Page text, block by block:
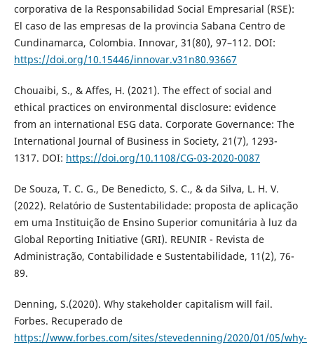
corporativa de la Responsabilidad Social Empresarial (RSE):
El caso de las empresas de la provincia Sabana Centro de
Cundinamarca, Colombia. Innovar, 31(80), 97–112. DOI:
https://doi.org/10.15446/innovar.v31n80.93667
Chouaibi, S., & Affes, H. (2021). The effect of social and
ethical practices on environmental disclosure: evidence
from an international ESG data. Corporate Governance: The
International Journal of Business in Society, 21(7), 1293-
1317. DOI: https://doi.org/10.1108/CG-03-2020-0087
De Souza, T. C. G., De Benedicto, S. C., & da Silva, L. H. V.
(2022). Relatório de Sustentabilidade: proposta de aplicação
em uma Instituição de Ensino Superior comunitária à luz da
Global Reporting Initiative (GRI). REUNIR - Revista de
Administração, Contabilidade e Sustentabilidade, 11(2), 76-
89.
Denning, S.(2020). Why stakeholder capitalism will fail.
Forbes. Recuperado de
https://www.forbes.com/sites/stevedenning/2020/01/05/why-